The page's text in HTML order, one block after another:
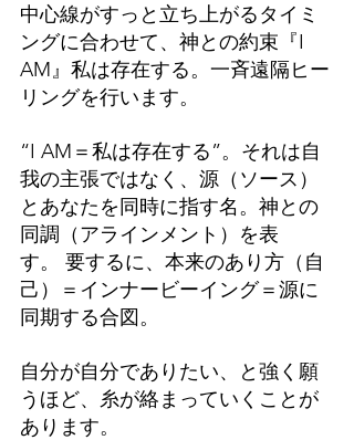
中心線がすっと立ち上がるタイミ
ングに合わせて、神との約束『I
AM』私は存在する。一斉遠隔ヒー
リングを行います。
“I AM＝私は存在する”。それは自
我の主張ではなく、源（ソース）
とあなたを同時に指す名。神との
同調（アラインメント）を表
す。 要するに、本来のあり方（自
己）＝インナービーイング＝源に
同期する合図。
自分が自分でありたい、と強く願
うほど、糸が絡まっていくことが
あります。